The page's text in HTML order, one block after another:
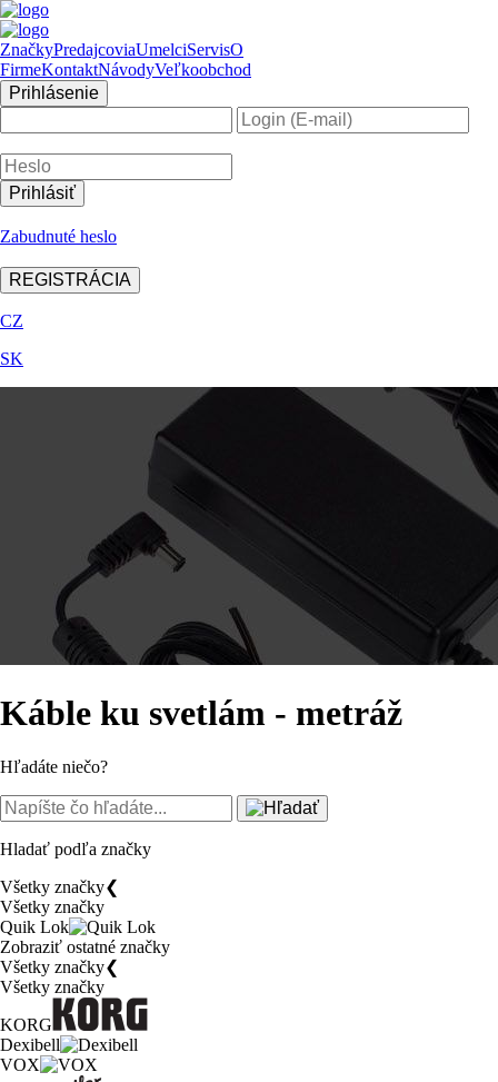
ZnačkyPredajcoviaUmelciServisO
FirmeKontaktNávodyVeľkoobchod
Prihlásenie
Zabudnuté heslo
REGISTRÁCIA
CZ
SK
Káble ku svetlám - metráž
Hľadáte niečo?
Hladať podľa značky
Všetky značky❮
Všetky značky
Quik Lok
Zobraziť ostatné značky
Všetky značky❮
Všetky značky
KORG
Dexibell
VOX